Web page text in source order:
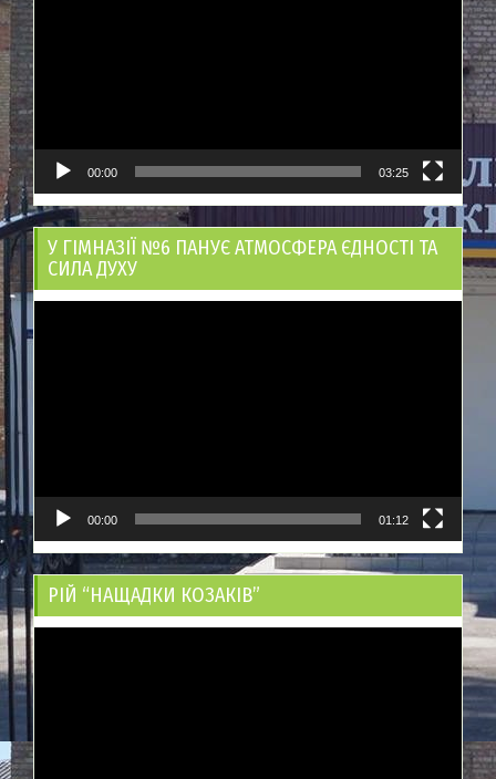
00:00 03:25
У ГІМНАЗІЇ №6 ПАНУЄ АТМОСФЕРА ЄДНОСТІ ТА
СИЛА ДУХУ
00:00 01:12
РІЙ “НАЩАДКИ КОЗАКІВ”